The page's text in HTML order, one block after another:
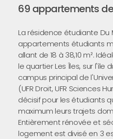
69 appartements de
La résidence étudiante Du
appartements étudiants
allant de 18 à 38,10 m².
le quartier Les Îles, sur l'île
campus principal de
(UFR Droit, UFR Sciences
décisif pour les étudiants
maximum leurs trajets
Entièrement rénovée et
logement est divisé en 3